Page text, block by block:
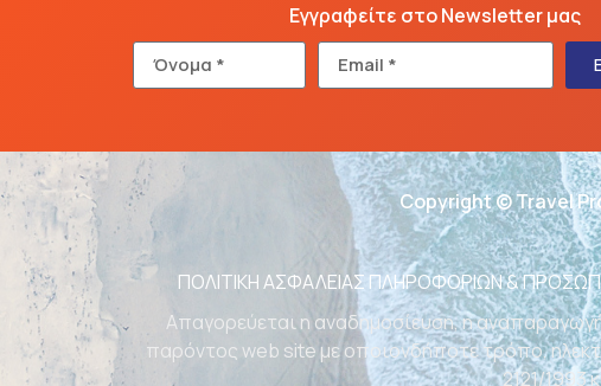
Εγγραφείτε στο Newsletter μας
Copyright © Travel
ΠΟΛΙΤΙΚΗ ΑΣΦΑΛΕΙΑΣ ΠΛΗΡΟΦΟΡΙΩΝ &
Απαγορεύεται η αναδημοσίευση, η
παρόντος web site με οποιονδήποτε τρόπο,
2121/1993